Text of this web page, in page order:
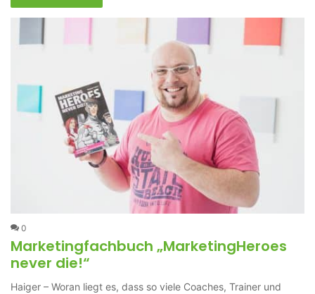
0
Marketingfachbuch „MarketingHeroes
never die!“
Haiger – Woran liegt es, dass so viele Coaches, Trainer und